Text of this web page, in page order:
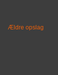
Ældre opslag